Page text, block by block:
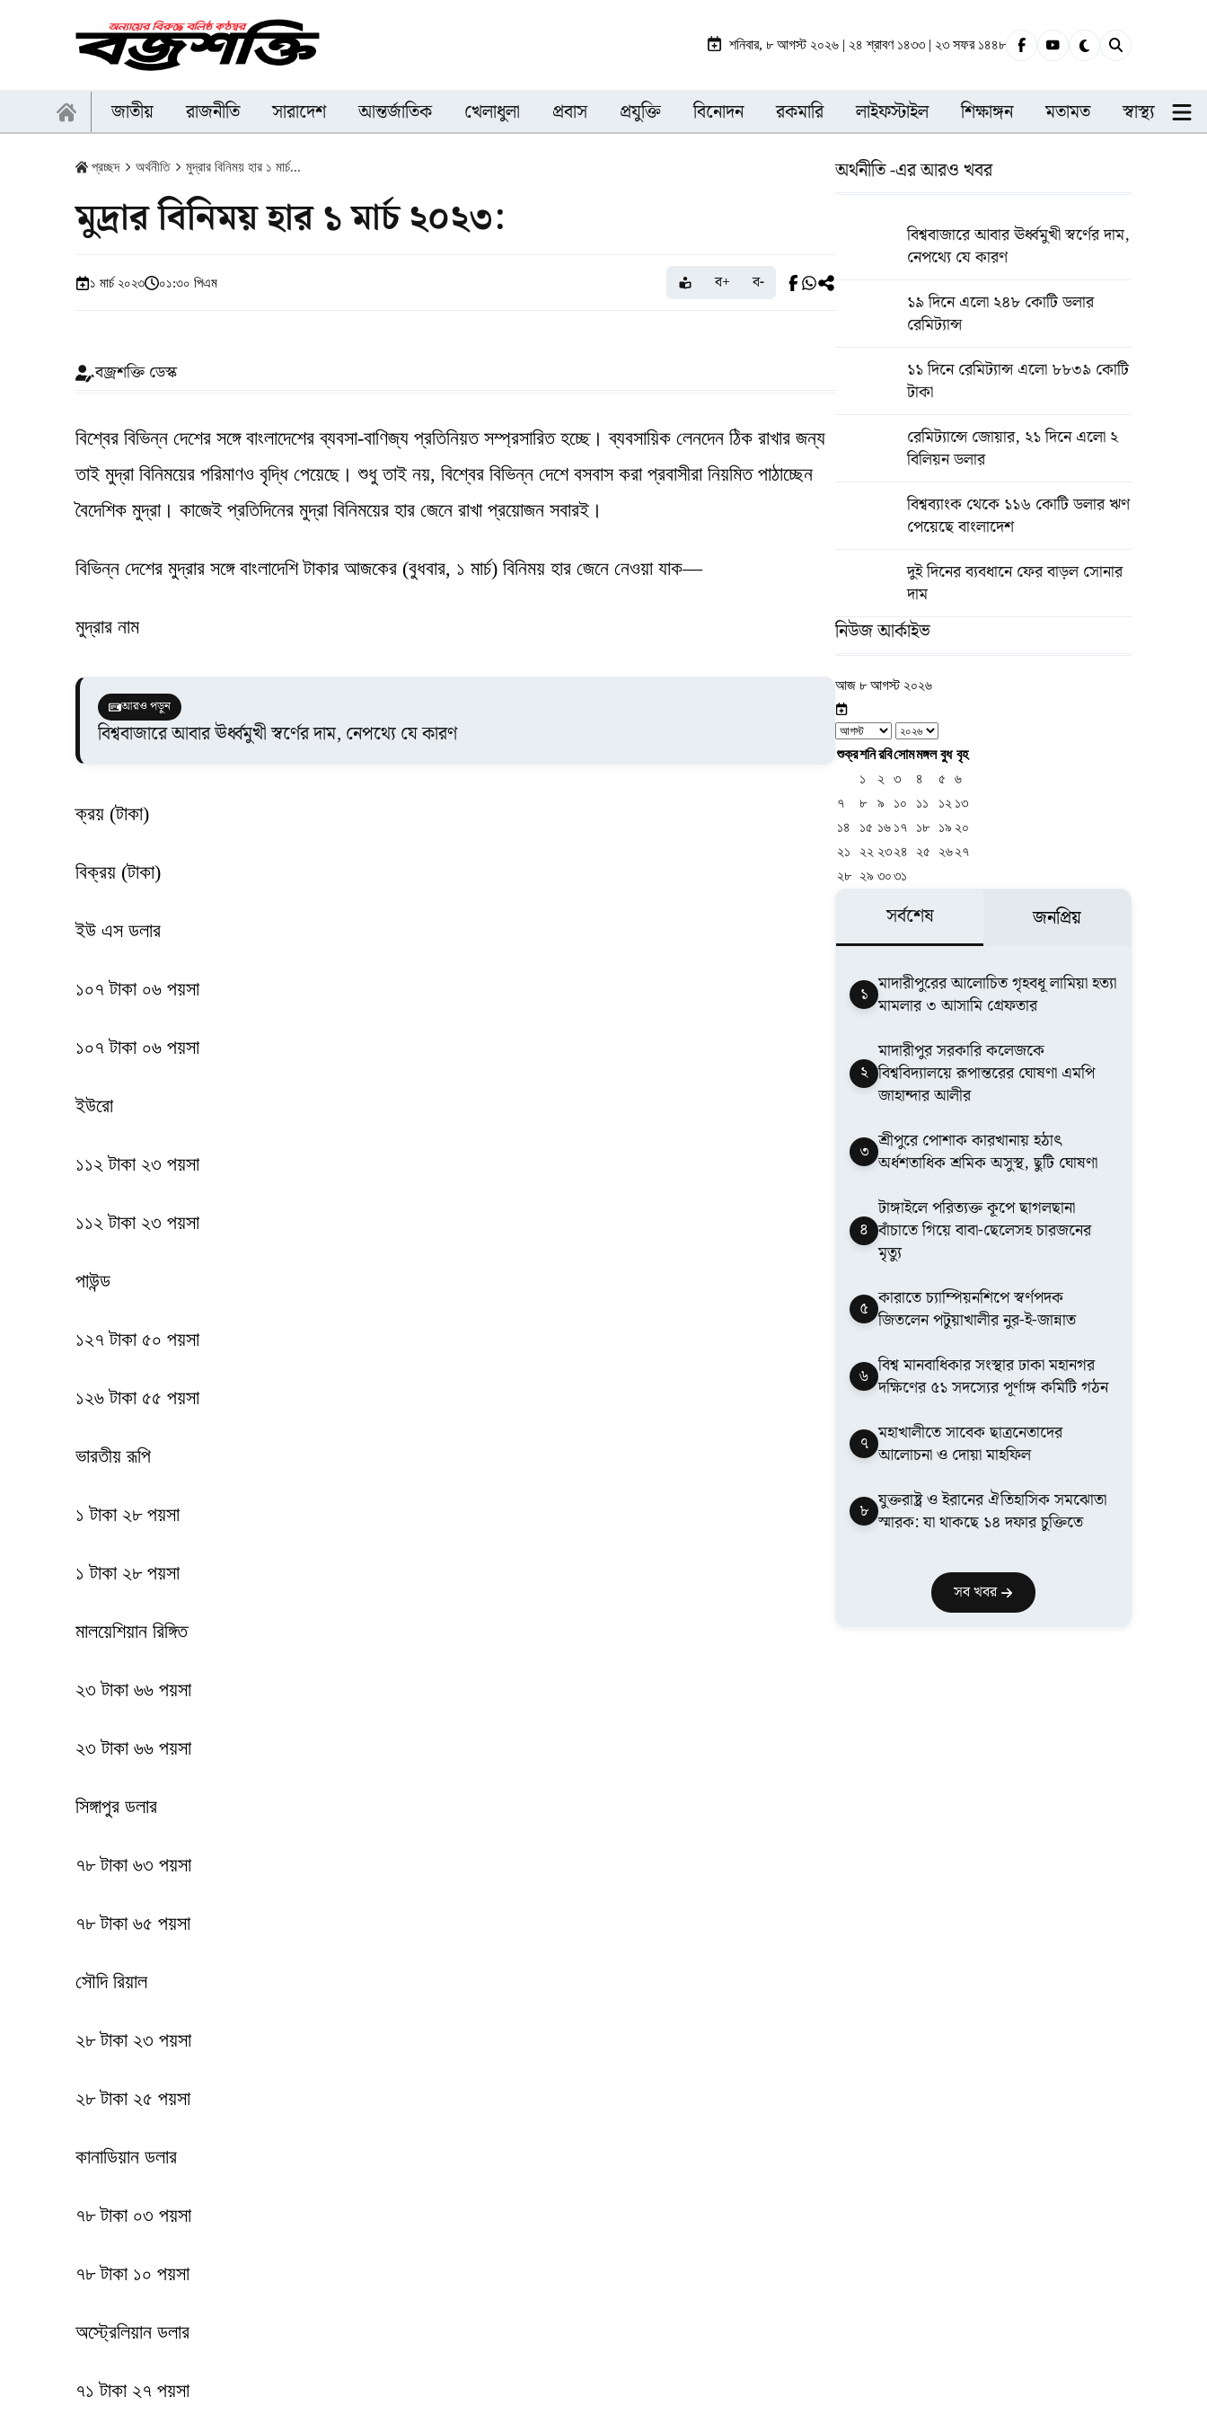
শনিবার, ৮ আগস্ট ২০২৬ | ২৪ শ্রাবণ ১৪৩৩ | ২৩ সফর ১৪৪৮
জাতীয় রাজনীতি সারাদেশ আন্তর্জাতিক খেলাধুলা প্রবাস প্রযুক্তি বিনোদন রকমারি লাইফস্টাইল শিক্ষাঙ্গন মতামত স্বাস্থ্য
প্রচ্ছদ অর্থনীতি মুদ্রার বিনিময় হার ১ মার্চ...
মুদ্রার বিনিময় হার ১ মার্চ ২০২৩:
১ মার্চ ২০২৩ ০১:৩০ পিএম ব+ ব-
বজ্রশক্তি ডেস্ক
বিশ্বের বিভিন্ন দেশের সঙ্গে বাংলাদেশের ব্যবসা-বাণিজ্য প্রতিনিয়ত সম্প্রসারিত হচ্ছে। ব্যবসায়িক লেনদেন ঠিক রাখার জন্য
তাই মুদ্রা বিনিময়ের পরিমাণও বৃদ্ধি পেয়েছে। শুধু তাই নয়, বিশ্বের বিভিন্ন দেশে বসবাস করা প্রবাসীরা নিয়মিত পাঠাচ্ছেন
বৈদেশিক মুদ্রা। কাজেই প্রতিদিনের মুদ্রা বিনিময়ের হার জেনে রাখা প্রয়োজন সবারই।
বিভিন্ন দেশের মুদ্রার সঙ্গে বাংলাদেশি টাকার আজকের (বুধবার, ১ মার্চ) বিনিময় হার জেনে নেওয়া যাক—
মুদ্রার নাম
আরও পড়ুন
বিশ্ববাজারে আবার ঊর্ধ্বমুখী স্বর্ণের দাম, নেপথ্যে যে কারণ
ক্রয় (টাকা)
বিক্রয় (টাকা)
ইউ এস ডলার
১০৭ টাকা ০৬ পয়সা
১০৭ টাকা ০৬ পয়সা
ইউরো
১১২ টাকা ২৩ পয়সা
১১২ টাকা ২৩ পয়সা
পাউন্ড
১২৭ টাকা ৫০ পয়সা
১২৬ টাকা ৫৫ পয়সা
ভারতীয় রূপি
১ টাকা ২৮ পয়সা
১ টাকা ২৮ পয়সা
মালয়েশিয়ান রিঙ্গিত
২৩ টাকা ৬৬ পয়সা
২৩ টাকা ৬৬ পয়সা
সিঙ্গাপুর ডলার
৭৮ টাকা ৬৩ পয়সা
৭৮ টাকা ৬৫ পয়সা
সৌদি রিয়াল
২৮ টাকা ২৩ পয়সা
২৮ টাকা ২৫ পয়সা
কানাডিয়ান ডলার
৭৮ টাকা ০৩ পয়সা
৭৮ টাকা ১০ পয়সা
অস্ট্রেলিয়ান ডলার
৭১ টাকা ২৭ পয়সা
অর্থনীতি -এর আরও খবর
বিশ্ববাজারে আবার ঊর্ধ্বমুখী স্বর্ণের দাম,
নেপথ্যে যে কারণ
১৯ দিনে এলো ২৪৮ কোটি ডলার
রেমিট্যান্স
১১ দিনে রেমিট্যান্স এলো ৮৮৩৯ কোটি
টাকা
রেমিট্যান্সে জোয়ার, ২১ দিনে এলো ২
বিলিয়ন ডলার
বিশ্বব্যাংক থেকে ১১৬ কোটি ডলার ঋণ
পেয়েছে বাংলাদেশ
দুই দিনের ব্যবধানে ফের বাড়ল সোনার
দাম
নিউজ আর্কাইভ
আজ ৮ আগস্ট ২০২৬
শুক্রশনিরবিসোমমঙ্গল বুধ বৃহ
১
২ ৩ ৪ ৫
৬
৭
৮ ৯ ১০ ১১ ১২ ১৩
১৪
১৫ ১৬ ১৭ ১৮ ১৯ ২০
২১
২২ ২৩২৪ ২৫ ২৬২৭
২৮ ২৯ ৩০৩১
সর্বশেষ জনপ্রিয়
১ মাদারীপুরের আলোচিত গৃহবধূ লামিয়া হত্যা
মামলার ৩ আসামি গ্রেফতার
২
মাদারীপুর সরকারি কলেজকে
বিশ্ববিদ্যালয়ে রূপান্তরের ঘোষণা এমপি
জাহান্দার আলীর
৩ শ্রীপুরে পোশাক কারখানায় হঠাৎ
অর্ধশতাধিক শ্রমিক অসুস্থ, ছুটি ঘোষণা
৪
টাঙ্গাইলে পরিত্যক্ত কূপে ছাগলছানা
বাঁচাতে গিয়ে বাবা-ছেলেসহ চারজনের
মৃত্যু
৫ কারাতে চ্যাম্পিয়নশিপে স্বর্ণপদক
জিতলেন পটুয়াখালীর নুর-ই-জান্নাত
৬ বিশ্ব মানবাধিকার সংস্থার ঢাকা মহানগর
দক্ষিণের ৫১ সদস্যের পূর্ণাঙ্গ কমিটি গঠন
৭ মহাখালীতে সাবেক ছাত্রনেতাদের
আলোচনা ও দোয়া মাহফিল
৮ যুক্তরাষ্ট্র ও ইরানের ঐতিহাসিক সমঝোতা
স্মারক: যা থাকছে ১৪ দফার চুক্তিতে
সব খবর